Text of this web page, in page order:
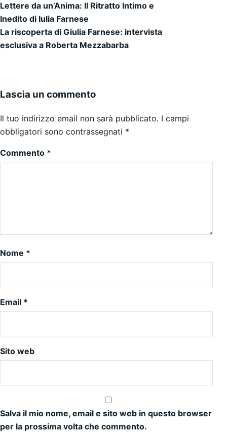
Navigazione articoli
Lettere da un’Anima: Il Ritratto Intimo e
Inedito di Iulia Farnese
La riscoperta di Giulia Farnese: intervista
esclusiva a Roberta Mezzabarba
Lascia un commento
Il tuo indirizzo email non sarà pubblicato. I campi
obbligatori sono contrassegnati *
Commento *
Nome *
Email *
Sito web
Salva il mio nome, email e sito web in questo browser
per la prossima volta che commento.